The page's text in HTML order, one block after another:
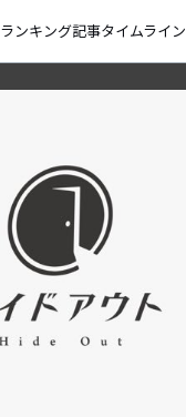
ランキング記事タイムライン